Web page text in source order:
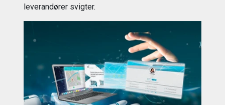
leverandører svigter.